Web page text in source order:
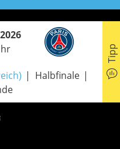
Halbfinale
Tipp